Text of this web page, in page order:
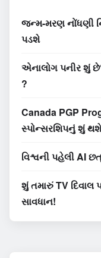
જન્મ-મરણ નોંધણી
પડશે
એનાલોગ પનીર શું
?
Canada PGP
સ્પોન્સરશિપનું શું
વિશ્વની પહેલી AI
શું તમારું TV
સાવધાન!